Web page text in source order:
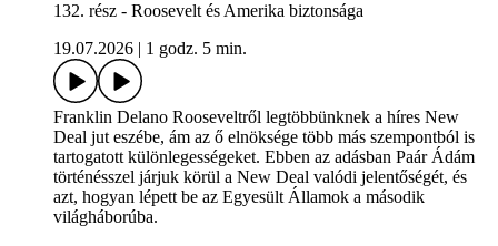
132. rész - Roosevelt és Amerika biztonsága
19.07.2026
1 godz. 5 min.
Franklin Delano Rooseveltről legtöbbünknek a híres New
Deal jut eszébe, ám az ő elnöksége több más szempontból is
tartogatott különlegességeket. Ebben az adásban Paár Ádám
történésszel járjuk körül a New Deal valódi jelentőségét, és
azt, hogyan lépett be az Egyesült Államok a második
világháborúba.